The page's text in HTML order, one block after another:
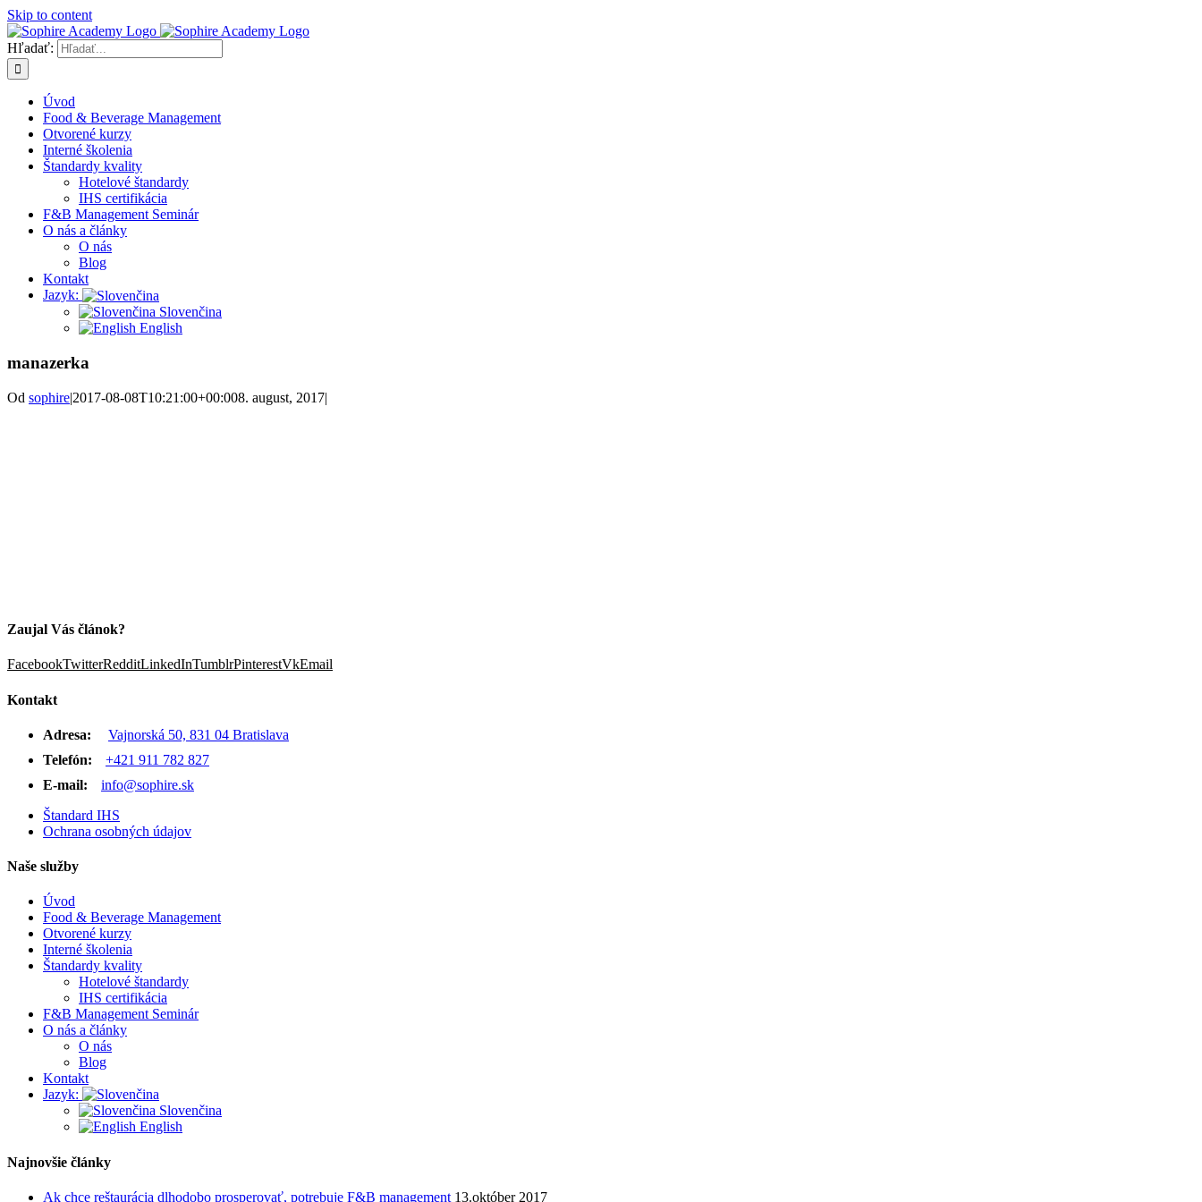
Skip to content
Hľadať:
Úvod
Food & Beverage Management
Otvorené kurzy
Interné školenia
Štandardy kvality
Hotelové štandardy
IHS certifikácia
F&B Management Seminár
O nás a články
O nás
Blog
Kontakt
Jazyk:
Slovenčina
English
manazerka
Od sophire|2017-08-08T10:21:00+00:008. august, 2017|
Zaujal Vás článok?
FacebookTwitterRedditLinkedInTumblrPinterestVkEmail
Kontakt
Adresa:
Vajnorská 50, 831 04 Bratislava
Telefón:
+421 911 782 827
E-mail:
info@sophire.sk
Štandard IHS
Ochrana osobných údajov
Naše služby
Úvod
Food & Beverage Management
Otvorené kurzy
Interné školenia
Štandardy kvality
Hotelové štandardy
IHS certifikácia
F&B Management Seminár
O nás a články
O nás
Blog
Kontakt
Jazyk:
Slovenčina
English
Najnovšie články
Ak chce reštaurácia dlhodobo prosperovať, potrebuje F&B management 13.október 2017